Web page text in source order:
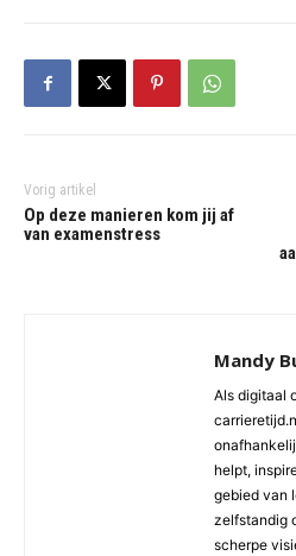
Vorig artikel
Op deze manieren kom jij af
van examenstress
Mandy
Als digitaal
helpt,
gebied van
zelfstandig
scherpe